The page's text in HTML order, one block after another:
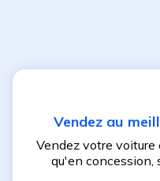
Vendez au
Vendez votre
qu'en concession,